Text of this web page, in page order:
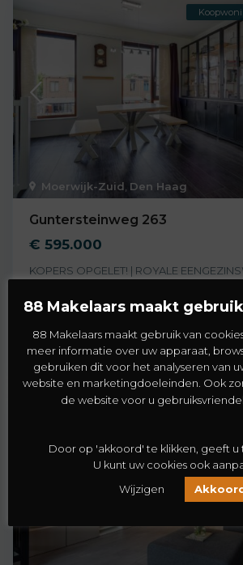
Moerwijk-Zuid Den Haag
Guntersteinweg 263
€ 595.000
KOPERS OPGELET! | ROYALE
3
1 179 m 2
88 Makelaars maakt
88 Makelaars maakt gebruik van
meer informatie over uw apparaat,
gebruiken dit voor het analyseren van
website en marketingdoeleinden. Ook
de website voor u
Door op 'akkoord' te klikken, geeft u
U kunt uw cookies ook
Wijzigen